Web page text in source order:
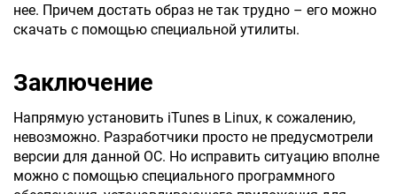
нее. Причем достать образ не так трудно – его можно
скачать с помощью специальной утилиты.
Заключение
Напрямую установить iTunes в Linux, к сожалению,
невозможно. Разработчики просто не предусмотрели
версии для данной ОС. Но исправить ситуацию вполне
можно с помощью специального программного